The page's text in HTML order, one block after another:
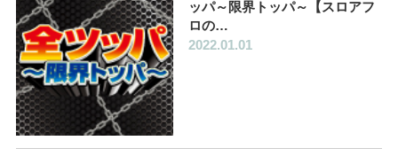
ッパ～限界トッパ～【スロアフ
ロの…
2022.01.01